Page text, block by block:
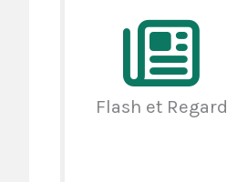
Flash et Regard